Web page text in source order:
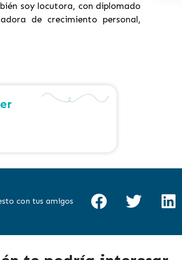
soy locutora, con diplomado
de crecimiento personal,
con tus amigos